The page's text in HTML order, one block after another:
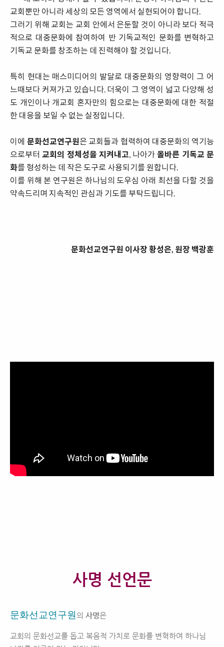
교회뿐만 아니라 세상의 모든 영역에서 실현되어야 합니다.
그러기 위해 교회는 교회 안에서 은둔할 것이 아니라 보다 적극
적으로 대중문화에 참여하여 반 기독교적인 문화를 변혁하고
기독교 문화를 창조하는 데 진력해야 할 것입니다.
특히 현대는 매스미디어의 발달로 대중문화의 영향력이 그 어
느때보다 커져가고 있습니다. 더욱이 그 영역이 넓고 다양해 성
도 개인이나 개교회 혼자만의 힘으로는 대중문화에 대한 적절
한 대응을 보일 수 없는 실정입니다.
이에 문화선교연구원은 교회들과 협력하여 대중문화의 역기능
으로부터교회의 정체성을 지켜내고, 나아가올바른 기독교 문
화를 형성하는 데 작은 도구로 사용되기를 원합니다.
이를 위해 본 연구원은 하나님의 도우심 아래 최선을 다할 것을
약속드리며 지속적인 관심과 기도를 부탁드립니다.
문화선교연구원 이사장 황성은, 원장 백광훈
사명 선언문
문화선교연구원의 사명은
교회의 문화선교를 돕고 복음적 가치로 문화를 변혁하여 하나님